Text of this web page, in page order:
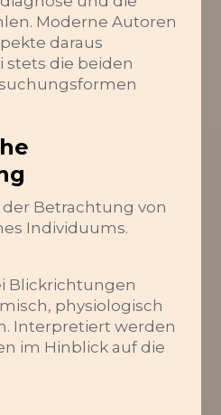
Moderne Autoren
daraus
stets die beiden
Betrachtung von
Individuums.
Blickrichtungen
physiologisch
Interpretiert werden
im Hinblick auf die